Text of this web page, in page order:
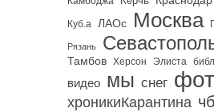
Куб.а ЛАОс Москва
Рязань
Тамбов Херсон Элиста
видео мы снег
хроникиКарантина чб